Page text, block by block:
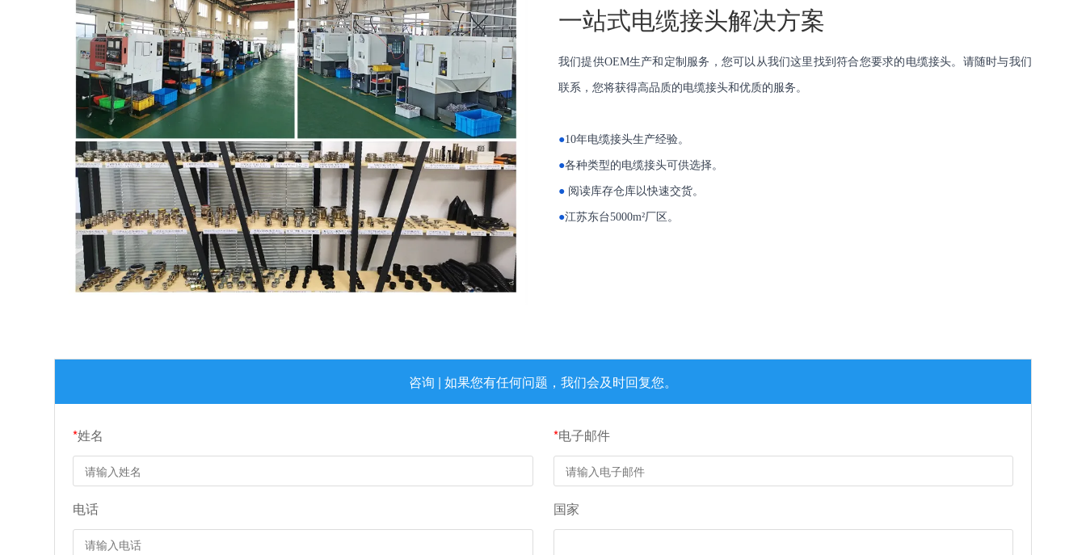
一站式电缆接头解决方案
我们提供OEM生产和定制服务，您可以从我们这里找到符合您要求的电缆接头。请随时与我们
联系，您将获得高品质的电缆接头和优质的服务。
●10年电缆接头生产经验。
●各种类型的电缆接头可供选择。
● 阅读库存仓库以快速交货。
●江苏东台5000m²厂区。
咨询 | 如果您有任何问题，我们会及时回复您。
*姓名 *电子邮件
电话 国家